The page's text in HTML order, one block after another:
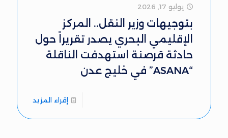
يوليو 17, 2026
بتوجيهات وزير النقل.. المركز
الإقليمي البحري يصدر تقريراً حول
حادثة قرصنة استهدفت الناقلة
“ASANA” في خليج عدن
إقراء المزيد